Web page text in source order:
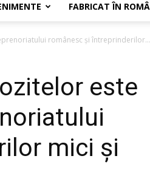
FABRICAT ÎN
românesc și întreprinderilor...
este
mici și